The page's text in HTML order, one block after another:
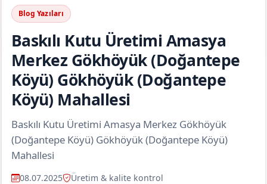
Blog Yazıları
Baskılı Kutu Üretimi Amasya
Merkez Gökhöyük (Doğantepe
Köyü) Gökhöyük (Doğantepe
Köyü) Mahallesi
Baskılı Kutu Üretimi Amasya Merkez Gökhöyük
(Doğantepe Köyü) Gökhöyük (Doğantepe Köyü)
Mahallesi
08.07.2025
Üretim & kalite kontrol